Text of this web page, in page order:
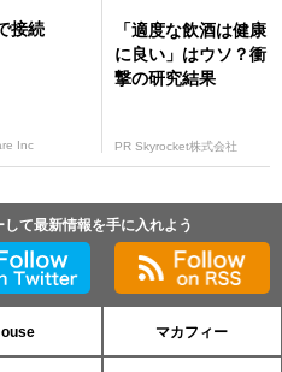
接続
Inc
「適度な飲酒は健康
に良い」はウソ？衝
撃の研究結果
PR Skyrocket株式会社
て最新情報を手に入れよう
マカフィー